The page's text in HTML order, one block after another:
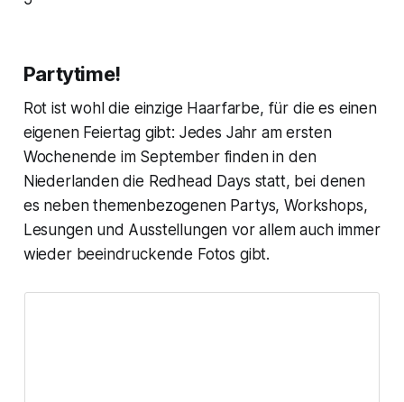
Partytime!
Rot ist wohl die einzige Haarfarbe, für die es einen
eigenen Feiertag gibt: Jedes Jahr am ersten
Wochenende im September finden in den
Niederlanden die Redhead Days statt, bei denen
es neben themenbezogenen Partys, Workshops,
Lesungen und Ausstellungen vor allem auch immer
wieder beeindruckende Fotos gibt.